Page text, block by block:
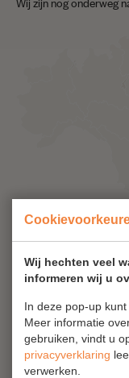
Wij hechten veel
informeren wij u
In deze pop-up
Meer informatie
gebruiken, vindt u
privacyverklaring
verwerken.